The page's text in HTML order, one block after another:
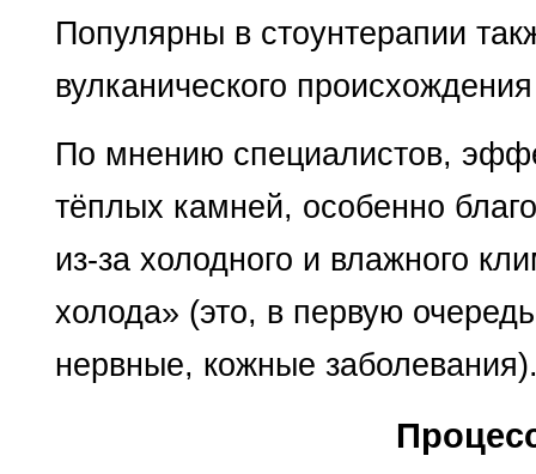
Популярны в стоунтерапии
вулканического
По мнению специалистов,
тёплых камней, особенно
из-за холодного и влажного
холода» (это, в первую
нервные, кожные